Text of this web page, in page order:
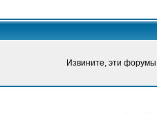
Извините, эти